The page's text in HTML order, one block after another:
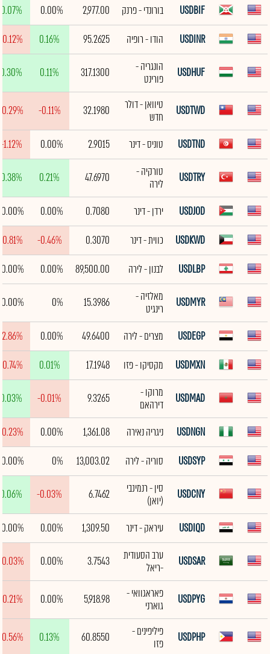
USDBIF בורונדי - פרנק 2,977.00
0.00%
0.07%
USDINR
הודו - רופיה 95.2625
0.16%
-0.12%
USDHUF
הונגריה -
פורינט
317.1300
0.11%
0.30%
USDTWD
טיוואן - דולר
חדש
32.1980
-0.11%
USDTND טוניס - דינר 2.9015
0.00%
-1.12%
USDTRY
טורקיה -
לירה
47.6970
0.21%
0.38%
USDJOD ירדן - דינר 0.7080
0.00%
0.00%
USDKWD
כווית - דינר 0.3070
-0.46%
-0.81%
USDLBP
לבנון - לירה 89,500.00
0.00%
0.00%
USDMYR
מאלזיה -
רינגיט
15.3986
0%
0.00%
USDEGP מצרים - לירה 49.6400
0.00%
-2.86%
USDMXN
מקסיקו - פזו 17.1948
0.01%
-0.74%
USDMAD
מרוקו -
דירהאם
9.3265
-0.01%
0.03%
USDNGN ניגריה נאירה 1,361.08
0.00%
USDSYP
סוריה - לירה 13,003.02
0%
0.00%
USDCNY
סין - רנמינבי
(יואן)
6.7462
-0.03%
0.06%
USDIQD עיראק - דינר 1,309.50
0.00%
0.00%
USDSAR
ערב הסעודית
-ריאל
3.7543
0.00%
USDPYG
פאראגוואי -
גוארני
5,918.98
0.00%
-0.21%
USDPHP
פיליפינים -
פזו
60.8550
0.13%